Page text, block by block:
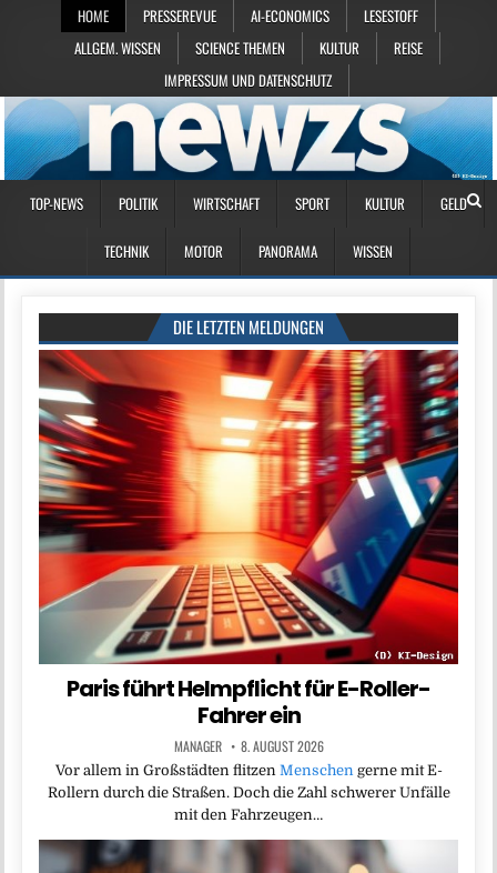
HOME PRESSEREVUE AI-ECONOMICS
LESESTOFF
ALLGEM. WISSEN
SCIENCE THEMEN KULTUR
REISE
IMPRESSUM UND DATENSCHUTZ
TOP-NEWS POLITIK WIRTSCHAFT SPORT KULTUR GELD
TECHNIK MOTOR PANORAMA WISSEN
DIE LETZTEN MELDUNGEN
Paris führt Helmpflicht für E-Roller-
Fahrer ein
MANAGER 8. AUGUST 2026
Vor allem in Großstädten flitzen Menschen gerne mit E-
Rollern durch die Straßen. Doch die Zahl schwerer Unfälle
mit den Fahrzeugen…